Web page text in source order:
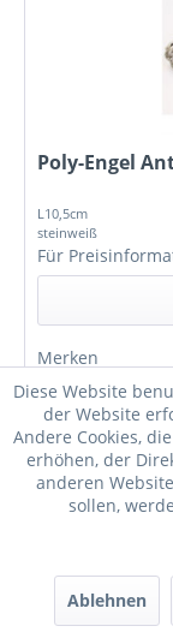
Poly-Engel
L10,5cm
steinweiß
Für
Merken
Diese Website
der Website
Andere Cookies,
erhöhen, der
anderen
sollen,
Ablehnen